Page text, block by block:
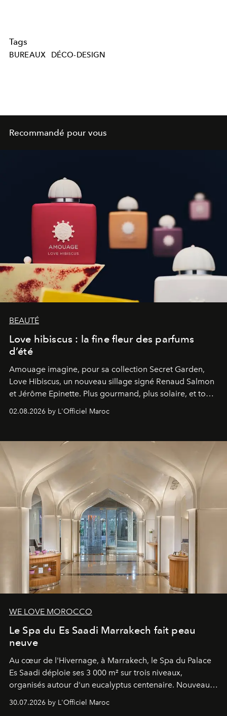
Tags
BUREAUX DÉCO-DESIGN
Recommandé pour vous
BEAUTÉ
Love hibiscus : la fine fleur des parfums
d’été
Amouage imagine, pour sa collection Secret Garden,
Love Hibiscus, un nouveau sillage signé Renaud Salmon
et Jérôme Epinette. Plus gourmand, plus solaire, et tout
à fait irrésistible.
02.08.2026 by L'Officiel Maroc
WE LOVE MOROCCO
Le Spa du Es Saadi Marrakech fait peau
neuve
Au cœur de l'Hivernage, à Marrakech, le Spa du Palace
Es Saadi déploie ses 3 000 m² sur trois niveaux,
organisés autour d'un eucalyptus centenaire. Nouveau
Lobby Bien-Être et Beauté, exclusivité mondiale en
neuro-cosmétique, parcours thermal et studio dédié au
30.07.2026 by L'Officiel Maroc